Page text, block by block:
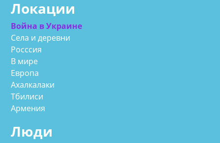
Локации
Война в Украине
Села и деревни
Росссия
В мире
Европа
Ахалкалаки
Тбилиси
Армения
Люди